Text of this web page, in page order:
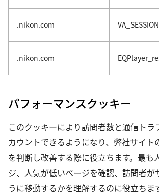
.nikon.com
.nikon.com
パフォーマンスクッキー
このクッキーにより訪問者数と通信トラ
カウントできるようになり、弊社サイト
を判断し改善する際に役立ちます。最も
ジ、人気が低いページを確認、訪問者が
うに移動するかを理解するのに役立ちま